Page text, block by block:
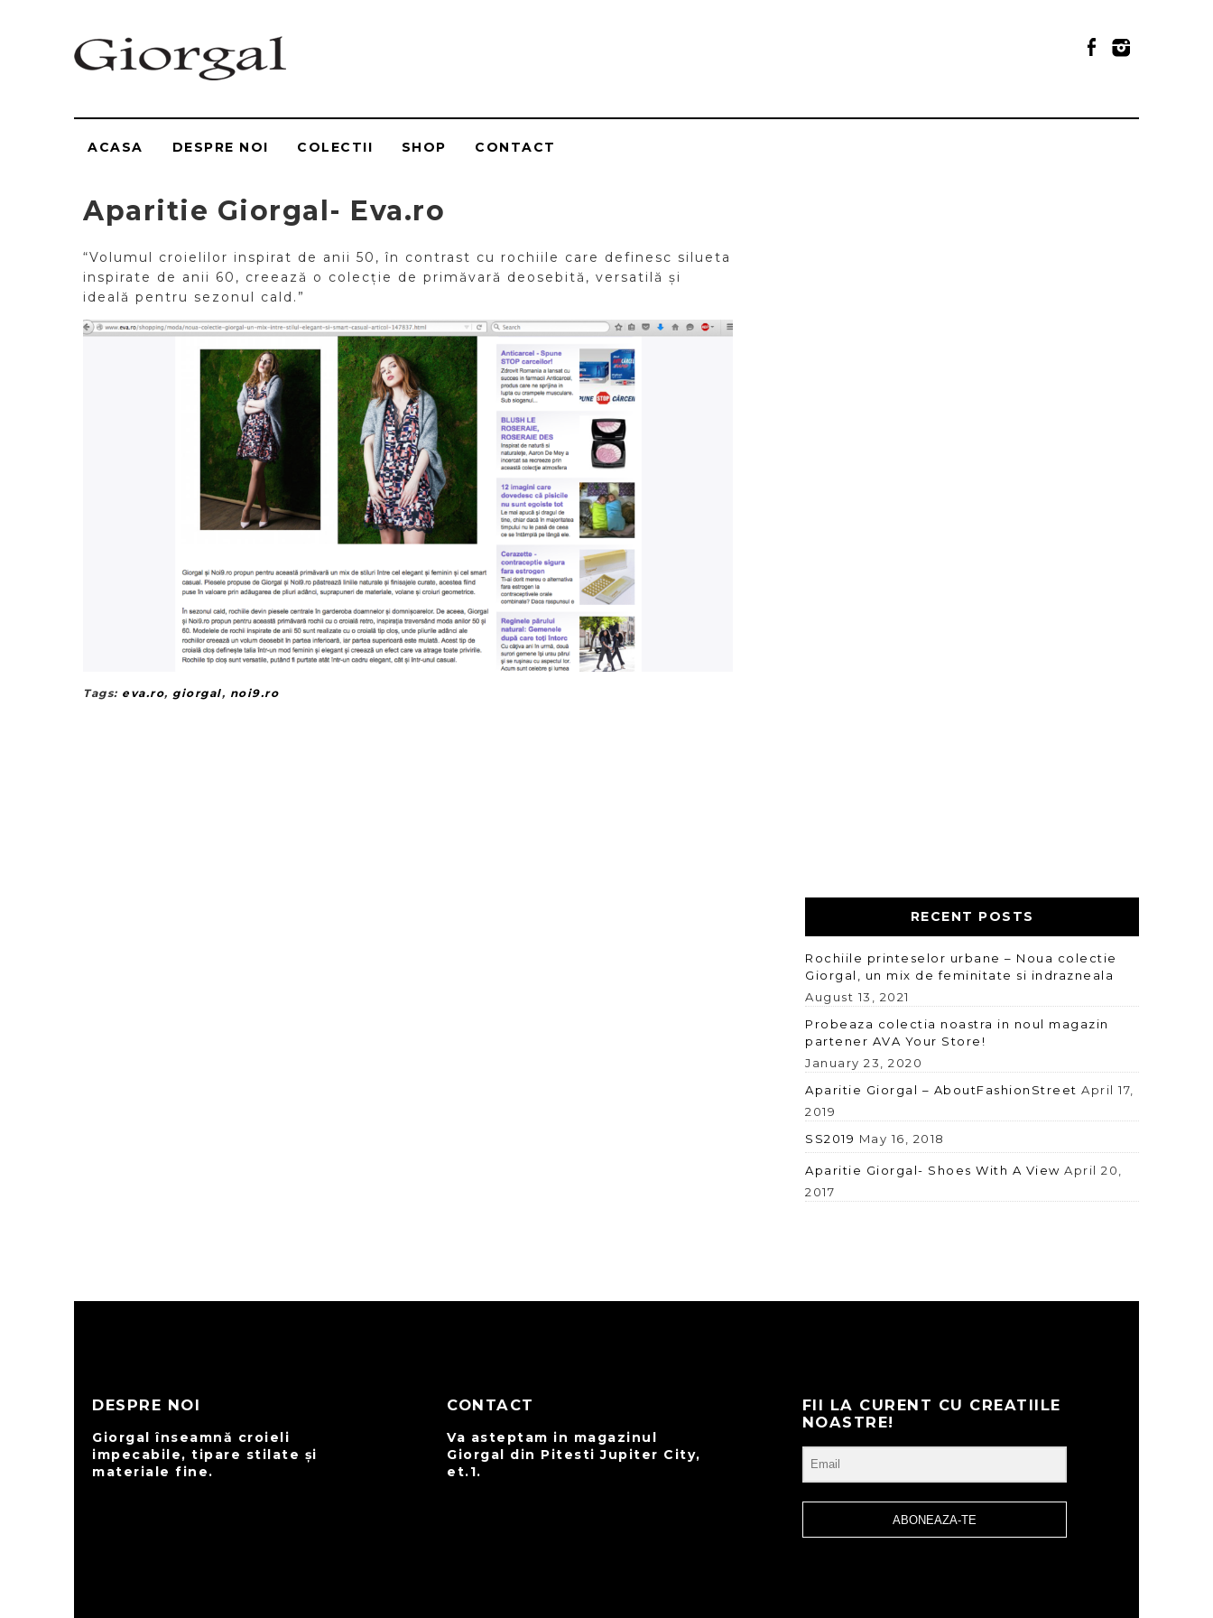
ACASA DESPRE NOI COLECTII SHOP CONTACT
Aparitie Giorgal- Eva.ro
“Volumul croielilor inspirat de anii 50, în contrast cu rochiile care definesc silueta
inspirate de anii 60, creează o colecție de primăvară deosebită, versatilă și
ideală pentru sezonul cald.”
Tags: eva.ro, giorgal, noi9.ro
RECENT POSTS
Rochiile printeselor urbane – Noua colectie
Giorgal, un mix de feminitate si indrazneala
August 13, 2021
Probeaza colectia noastra in noul magazin
partener AVA Your Store!
January 23, 2020
Aparitie Giorgal – AboutFashionStreet April 17,
2019
SS2019 May 16, 2018
Aparitie Giorgal- Shoes With A View April 20,
2017
DESPRE NOI
Giorgal înseamnă croieli
impecabile, tipare stilate și
materiale fine.
CONTACT
Va asteptam in magazinul
Giorgal din Pitesti Jupiter City,
et.1.
FII LA CURENT CU CREATIILE
NOASTRE!
ABONEAZA-TE